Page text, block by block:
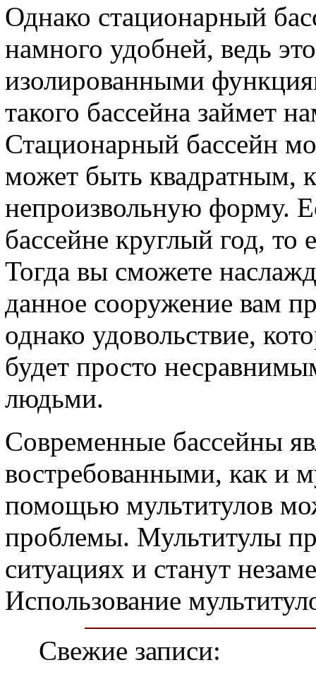
Однако стационарный
намного удобней, ведь
изолированными
такого бассейна займет
Стационарный бассейн
может быть квадратным,
непроизвольную форму.
бассейне круглый год,
Тогда вы сможете
данное сооружение вам
однако удовольствие,
будет просто
людьми.
Современные бассейны
востребованными, как и
помощью мультитулов
проблемы. Мультитулы
ситуациях и станут
Использование
Свежие записи: